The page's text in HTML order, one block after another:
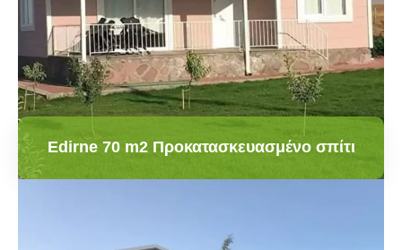
Edirne 70 m2 Προκατασκευασμένο σπίτι